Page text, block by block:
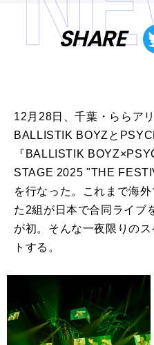
SHARE
12月 28日、千葉・ららア
BALLISTIK BOYZ と
『 BALLISTIK
STAGE 2025 "THE
を行なった。これまで海
た 2組が日本で合同ライブ
が初。そんな一夜限りの
トする。